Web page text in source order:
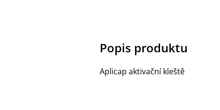
Popis produktu
Aplicap aktivační kleště